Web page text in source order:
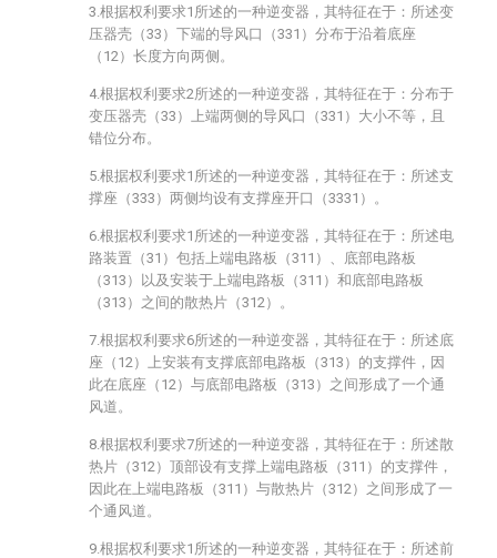
3.根据权利要求1所述的一种逆变器，其特征在于：所述变
压器壳（33）下端的导风口（331）分布于沿着底座
（12）长度方向两侧。
4.根据权利要求2所述的一种逆变器，其特征在于：分布于
变压器壳（33）上端两侧的导风口（331）大小不等，且
错位分布。
5.根据权利要求1所述的一种逆变器，其特征在于：所述支
撑座（333）两侧均设有支撑座开口（3331）。
6.根据权利要求1所述的一种逆变器，其特征在于：所述电
路装置（31）包括上端电路板（311）、底部电路板
（313）以及安装于上端电路板（311）和底部电路板
（313）之间的散热片（312）。
7.根据权利要求6所述的一种逆变器，其特征在于：所述底
座（12）上安装有支撑底部电路板（313）的支撑件，因
此在底座（12）与底部电路板（313）之间形成了一个通
风道。
8.根据权利要求7所述的一种逆变器，其特征在于：所述散
热片（312）顶部设有支撑上端电路板（311）的支撑件，
因此在上端电路板（311）与散热片（312）之间形成了一
个通风道。
9.根据权利要求1所述的一种逆变器，其特征在于：所述前